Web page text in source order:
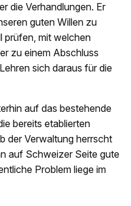
die Verhandlungen. Er
guten Willen zu
prüfen, mit welchen
zu einem Abschluss
sich daraus für die
auf das bestehende
bereits etablierten
der Verwaltung herrscht
auf Schweizer Seite gute
Problem liege im